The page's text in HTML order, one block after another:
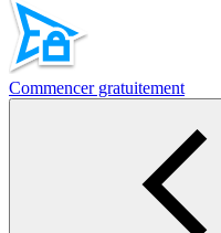
Commencer gratuitement